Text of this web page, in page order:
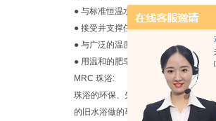
● 与标准恒温水浴缸兼容；浴缸深度为
● 接受并支撑任何尺寸和形状的容器
● 与广泛的温度范围兼容-80°C至
● 用温和的肥皂、水和70%乙醇溶液清
MRC 珠浴:
珠浴的环保、先进的设计充分利用了
的旧水浴做的事情。你不限于水密容